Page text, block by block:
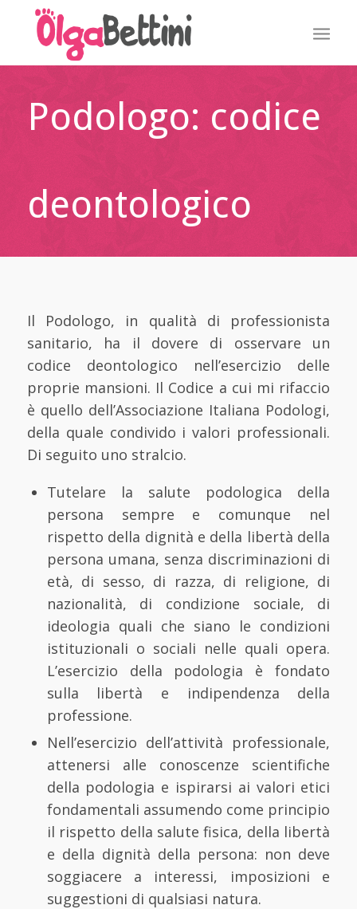
Podologo: codice
deontologico
Il Podologo, in qualità di professionista
sanitario, ha il dovere di osservare un
codice deontologico nell’esercizio delle
proprie mansioni. Il Codice a cui mi rifaccio
è quello dell’Associazione Italiana Podologi,
della quale condivido i valori professionali.
Di seguito uno stralcio.
Tutelare la salute podologica della
persona sempre e comunque nel
rispetto della dignità e della libertà della
persona umana, senza discriminazioni di
età, di sesso, di razza, di religione, di
nazionalità, di condizione sociale, di
ideologia quali che siano le condizioni
istituzionali o sociali nelle quali opera.
L’esercizio della podologia è fondato
sulla libertà e indipendenza della
professione.
Nell’esercizio dell’attività professionale,
attenersi alle conoscenze scientifiche
della podologia e ispirarsi ai valori etici
fondamentali assumendo come principio
il rispetto della salute fisica, della libertà
e della dignità della persona: non deve
soggiacere a interessi, imposizioni e
suggestioni di qualsiasi natura.